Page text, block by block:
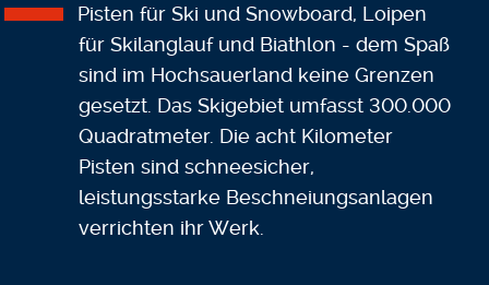
Pisten für Ski und Snowboard, Loipen
für Skilanglauf und Biathlon - dem Spaß
sind im Hochsauerland keine Grenzen
gesetzt. Das Skigebiet umfasst 300.000
Quadratmeter. Die acht Kilometer
Pisten sind schneesicher,
leistungsstarke Beschneiungsanlagen
verrichten ihr Werk.